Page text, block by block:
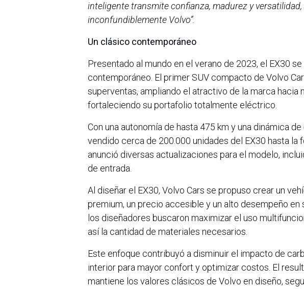
inteligente transmite confianza, madurez y
inconfundiblemente Volvo”.
Un clásico contemporáneo
Presentado al mundo en el verano de 2023, el EX30
contemporáneo. El primer SUV compacto de Volvo
superventas, ampliando el atractivo de la marca hacia
fortaleciendo su portafolio totalmente eléctrico.
Con una autonomía de hasta 475 km y una dinámica
vendido cerca de 200.000 unidades del EX30 hasta la
anunció diversas actualizaciones para el modelo,
de entrada.
Al diseñar el EX30, Volvo Cars se propuso crear un
premium, un precio accesible y un alto desempeño
los diseñadores buscaron maximizar el uso
así la cantidad de materiales necesarios.
Este enfoque contribuyó a disminuir el impacto de
interior para mayor confort y optimizar costos. El
mantiene los valores clásicos de Volvo en diseño,